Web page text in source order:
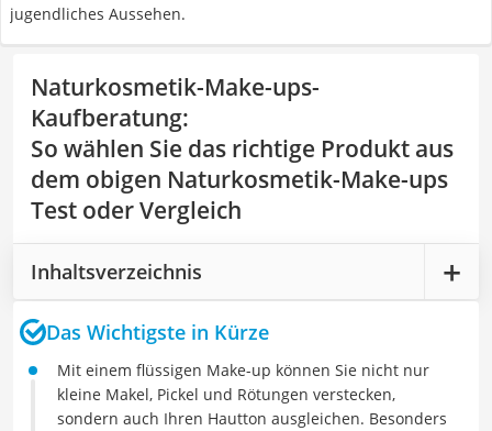
jugendliches Aussehen.
Naturkosmetik-Make-ups-
Kaufberatung:
So wählen Sie das richtige Produkt aus
dem obigen Naturkosmetik-Make-ups
Test oder Vergleich
Inhaltsverzeichnis
Das Wichtigste in Kürze
Mit einem flüssigen Make-up können Sie nicht nur
kleine Makel, Pickel und Rötungen verstecken,
sondern auch Ihren Hautton ausgleichen. Besonders